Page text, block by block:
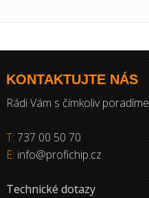
KONTAKTUJTE NÁS
Rádi Vám s čímkoliv poradíme
T: 737 00 50 70
E: info@profichip.cz
Technické dotazy